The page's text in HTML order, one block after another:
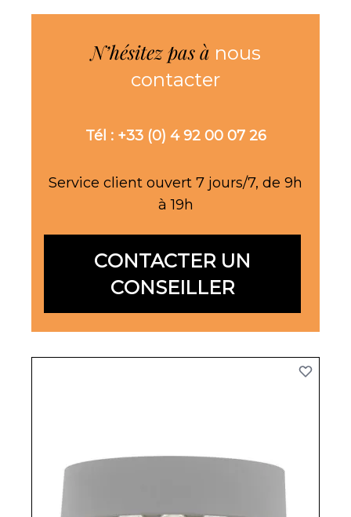
N’hésitez pas à nous
contacter
Tél : +33 (0) 4 92 00 07 26
Service client ouvert 7 jours/7, de 9h
à 19h
CONTACTER UN
CONSEILLER